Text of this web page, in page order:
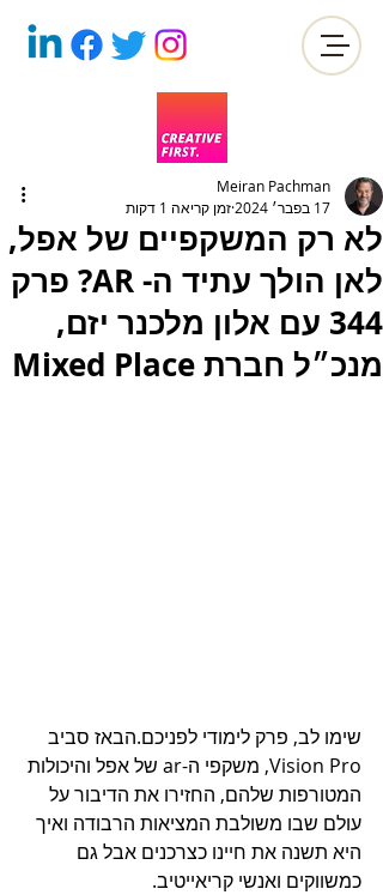
לא רק המשקפיים של אפל,
לאן הולך עתיד ה- AR? פרק
344 עם אלון מלכנר יזם,
מנכ״ל חברת Mixed Place
Meiran Pachman
17 בפבר׳ 2024
זמן קריאה 1 דקות
שימו לב, פרק לימודי לפניכם.הבאז סביב
Vision Pro, משקפי ה-ar של אפל והיכולות
המטורפות שלהם, החזירו את הדיבור על
עולם שבו משולבת המציאות הרבודה ואיך
היא תשנה את חיינו כצרכנים אבל גם
כמשווקים ואנשי קריאייטיב.